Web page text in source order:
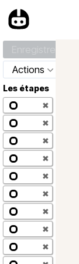
Actions
Les étapes
✖
✖
✖
✖
✖
✖
✖
✖
✖